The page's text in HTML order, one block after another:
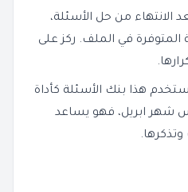
الانتهاء من حل الأسئلة،
المتوفرة في الملف. ركز على
هذا بنك الأسئلة كأداة
شهر ابريل، فهو يساعد